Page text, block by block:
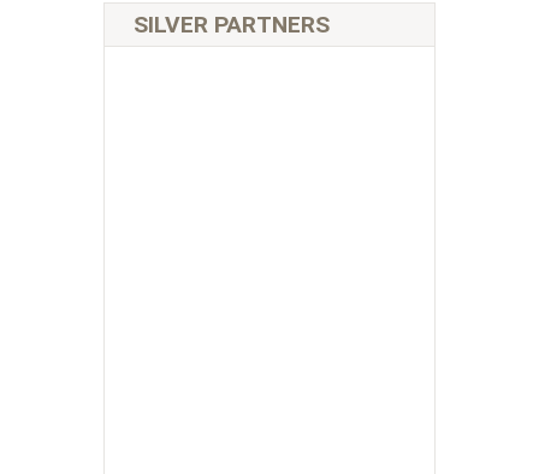
SILVER PARTNERS